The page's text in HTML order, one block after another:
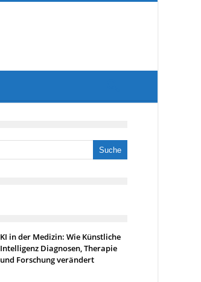
KI in der Medizin: Wie Künstliche
Intelligenz Diagnosen, Therapie
und Forschung verändert